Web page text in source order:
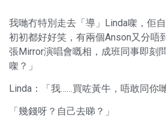
我哋冇特別走去「導」Linda㗎，佢
初初都好好笑，有兩個Anson又分唔
張Mirror演唱會嘅相，成班同事即刻
㗎？」
Linda：「我……買咗黃牛，唔敢同你
「幾錢呀？自己去睇？」